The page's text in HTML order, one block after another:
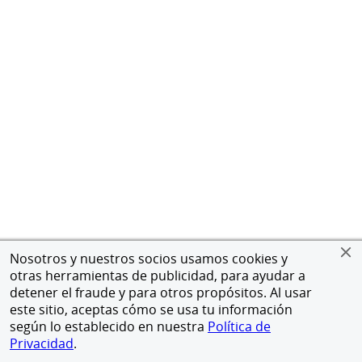
Nosotros y nuestros socios usamos cookies y
otras herramientas de publicidad, para ayudar a
detener el fraude y para otros propósitos. Al usar
este sitio, aceptas cómo se usa tu información
según lo establecido en nuestra Política de
Privacidad.